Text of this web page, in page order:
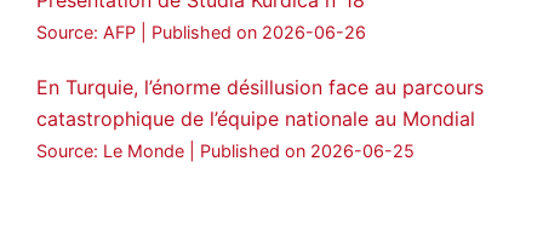
Source: AFP Published on 2026-06-26
En Turquie, l’énorme désillusion face au parcours
catastrophique de l’équipe nationale au Mondial
Source: Le Monde Published on 2026-06-25